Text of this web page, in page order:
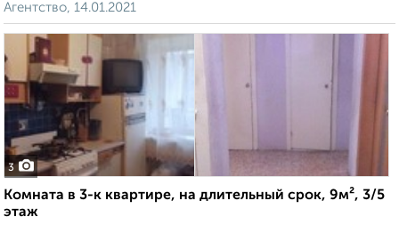
Агентство, 14.01.2021
3
Комната в 3-к квартире, на длительный срок, 9м², 3/5
этаж